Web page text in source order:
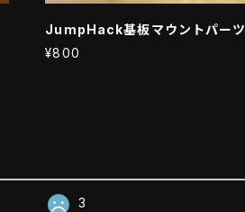
JumpHack基板マウントパーツ
¥800
3